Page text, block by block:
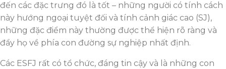
đến các đặc trưng đó là tốt – những người có tính cách
này hướng ngoại tuyệt đối và tính cảnh giác cao (SJ),
những đặc điểm này thường được thể hiện rõ ràng và
đẩy họ về phía con đường sự nghiệp nhất định.
Các ESFJ rất có tổ chức, đáng tin cậy và là những con